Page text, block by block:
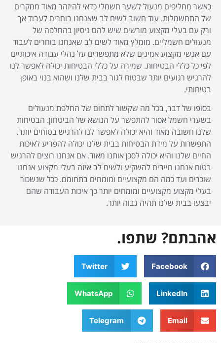
כאשר מחליפים מנעול לשער חשמלי כדאי להיזהר מאוד ממקרים
של התחשמלות. עוד חשוב לשים לב שאנחנו בוחרים לעבוד אך
ורק עם בעלי מקצוע מורשים שיש להם ניסיון בהחלפה של
מנעולים חשמליים. מומלץ מאוד לשים לב שאנחנו בוחרים לעבוד
עם אנשי מקצוע אמינים שלא מתפשרים על נהלי עבודה איכותיים
לפי כל כללי הבטיחות. שמירה על כללי הבטיחות יכולה לאפשר לנו
להרגיש רגועים יותר שבטוח לגור בבית שלנו ושהוא בנוי באופן
בטיחותי.
בסופו של דבר, בכל מה שקשור לתחום של החלפת מנעולים
בשערי חשמל אסור להתפשר על הנושא של הביטחון. הבטיחות
שלנו חשובה מאוד והיא יכולה לאפשר לנו להרגיש בטוחים יותר.
התפשרות על מידת הבטיחות בבית שלנו יכולה להפריע לאיכות
החיים שלנו והיא יכולה לסכן אותנו מאוד. אם אנחנו רוצים להרגיש
בטוח אנחנו חייבים להשקיע ולשים לב איזה בעלי מקצוע אנחנו
שוכרים ועד כמה הם מקצועיים ומומחים בתחומם. ככל שנשכור
בעלי מקצוע מקצועיים ומומחים יותר כך איכות העבודה שהם
יבצעו בבית שלנו תהיה גבוה יותר.
אהבתם? שתפו.
Facebook
Twitter
LinkedIn
WhatsApp
Email
Telegram